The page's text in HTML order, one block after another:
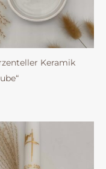
Keramik